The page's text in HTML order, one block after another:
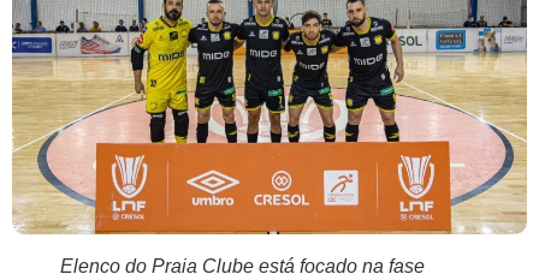
Elenco do Praia Clube está focado na fase